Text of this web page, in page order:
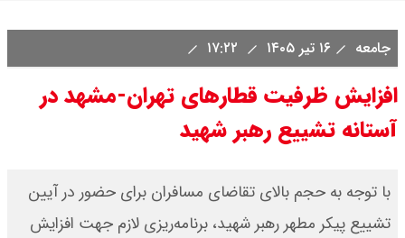
جامعه ۱۶ تیر ۱۴۰۵
افزایش ظرفیت قطارهای تهران-مشهد در
آستانه تشییع رهبر شهید
با توجه به حجم بالای تقاضای مسافران برای حضور در آیین
تشییع پیکر مطهر رهبر شهید، برنامه‌ریزی‌ لازم جهت افزایش